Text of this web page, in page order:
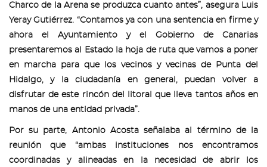
Charco de la Arena se produzca cuanto antes”, asegura Luis
Yeray Gutiérrez. “Contamos ya con una sentencia en firme y
ahora el Ayuntamiento y el Gobierno de Canarias
presentaremos al Estado la hoja de ruta que vamos a poner
en marcha para que los vecinos y vecinas de Punta del
Hidalgo, y la ciudadanía en general, puedan volver a
disfrutar de este rincón del litoral que lleva tantos años en
manos de una entidad privada”.
Por su parte, Antonio Acosta señalaba al término de la
reunión que “ambas instituciones nos encontramos
coordinadas y alineadas en la necesidad de abrir los